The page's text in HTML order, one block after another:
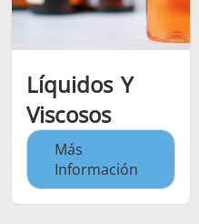
Líquidos Y
Viscosos
Más
Información